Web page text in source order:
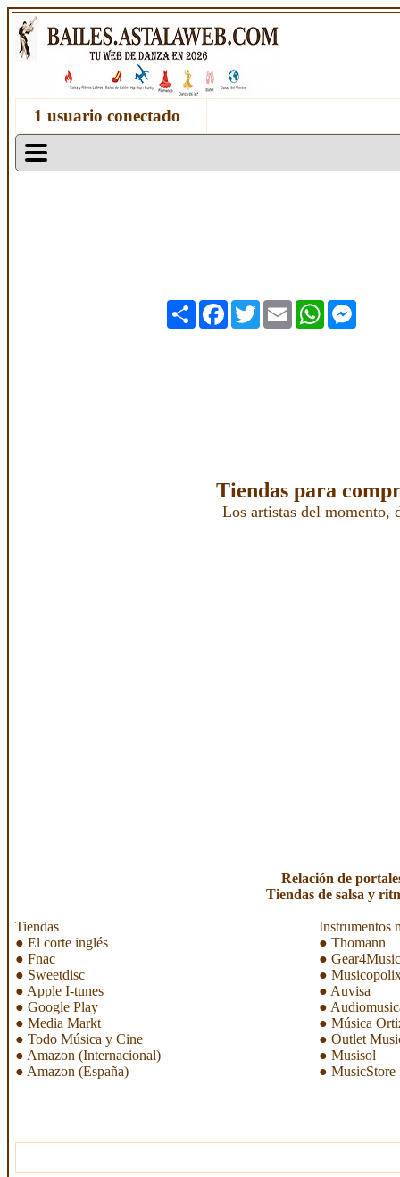
1 usuario conectado
Share Facebook
TwitterEmail WhatsApp
Tiendas para
Los artistas del momento,
Relación de
Tiendas de salsa y
Tiendas
● El corte inglés
● Fnac
● Sweetdisc
● Apple I-tunes
● Google Play
● Media Markt
● Todo Música y Cine
● Amazon (Internacional)
● Amazon (España)
Instrumentos
● Thomann
● Gear4Music
●
● Auvisa
●
● Música
● Outlet
● Musisol
● MusicStore